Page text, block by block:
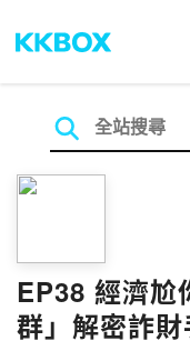
EP38 經濟尬
群」解密詐